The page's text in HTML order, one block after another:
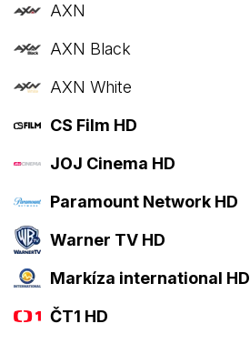
AXN
AXN Black
AXN White
CS Film HD
JOJ Cinema HD
Paramount Network HD
Warner TV HD
Markíza international HD
ČT1 HD